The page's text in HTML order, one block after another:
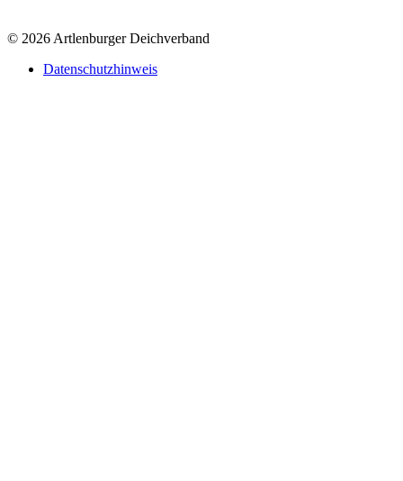
© 2026 Artlenburger Deichverband
Datenschutzhinweis